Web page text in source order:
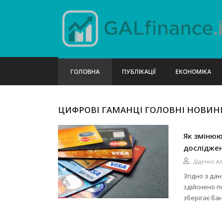
ГОЛОВНА ПУБЛІКАЦІЇ ЕКОНОМІКА
ЦИФРОВІ ГАМАНЦІ ГОЛОВНІ
Як
Діденко
Згідно з
здійснено
зберігає